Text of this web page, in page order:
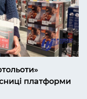
платформи